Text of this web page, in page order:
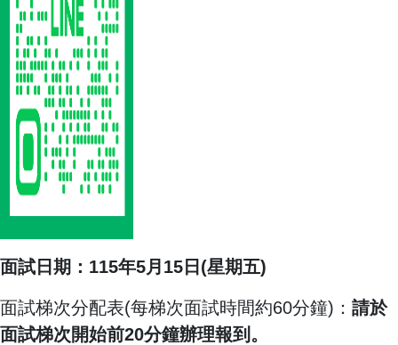
面試日期：115年5月15日(星期五)
面試梯次分配表(每梯次面試時間約60分鐘)： 請於
面試梯次開始前20分鐘辦理報到。